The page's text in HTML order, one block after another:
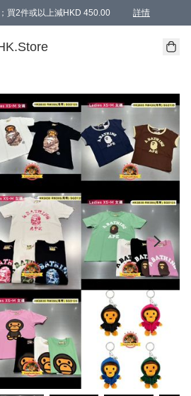
買2件或以上減HKD 450.00 詳情
按會員等級）AAPE products, members can
100.00
！（適用於 特定的送貨方式 )